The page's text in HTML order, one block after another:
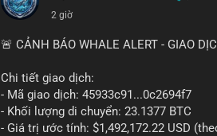
2 giờ
🚨 CẢNH BÁO WHALE ALERT - GIAO
Chi tiết giao dịch:
- Mã giao dịch: 45933c91...0c2694f7
- Khối lượng di chuyển: 23.1377 BTC
- Giá trị ước tính: $1,492,172.22 USD